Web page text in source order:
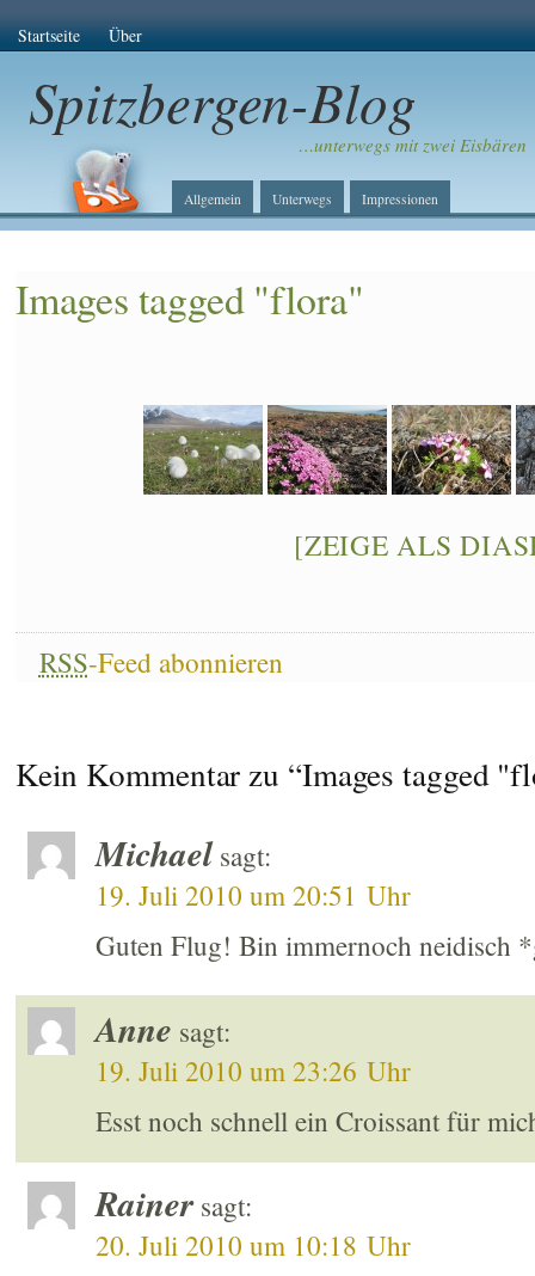
Startseite Über
Spitzbergen-Blog
…unterwegs mit zwei Eisbären
Allgemein Unterwegs Impressionen
Images tagged "flora"
[ZEIGE ALS
RSS-Feed abonnieren
Kein Kommentar zu “Images tagged
Michael sagt:
19. Juli 2010 um 20:51 Uhr
Guten Flug! Bin immernoch neidisch
Anne sagt:
19. Juli 2010 um 23:26 Uhr
Esst noch schnell ein Croissant für
Rainer sagt:
20. Juli 2010 um 10:18 Uhr